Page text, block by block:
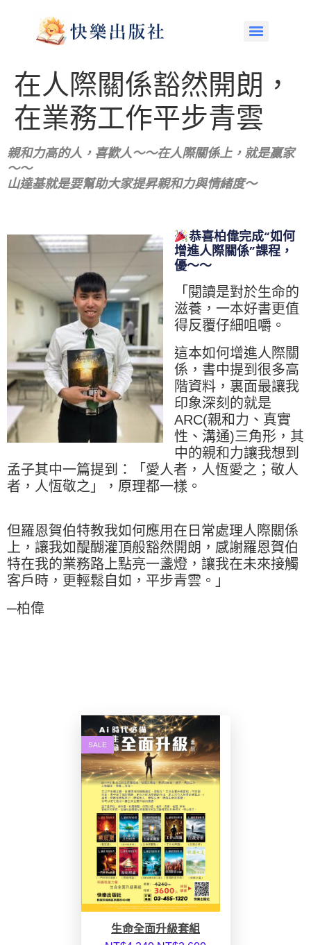
在人際關係豁然開朗，
在業務工作平步青雲
親和力高的人，喜歡人～～在人際關係上，就是贏家
～～
山達基就是要幫助大家提昇親和力與情緒度～
恭喜柏偉完成“如何
增進人際關係”課程，
優～～
「閱讀是對於生命的
滋養，一本好書更值
得反覆仔細咀嚼。
這本如何增進人際關
係，書中提到很多高
階資料，裏面最讓我
印象深刻的就是
ARC(親和力、真實
性、溝通)三角形，其
中的親和力讓我想到
孟子其中一篇提到：「愛人者，人恆愛之；敬人
者，人恆敬之」，原理都一樣。
但羅恩賀伯特教我如何應用在日常處理人際關係
上，讓我如醍醐灌頂般豁然開朗，感謝羅恩賀伯
特在我的業務路上點亮一盞燈，讓我在未來接觸
客戶時，更輕鬆自如，平步青雲。」
─柏偉
SALE
生命全面升級套組